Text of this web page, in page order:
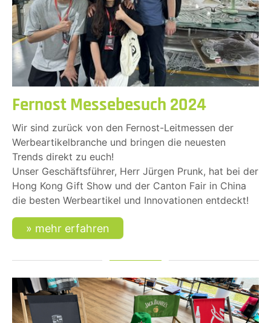
Fernost Messebesuch 2024
Wir sind zurück von den Fernost-Leitmessen der
Werbeartikelbranche und bringen die neuesten
Trends direkt zu euch!
Unser Geschäftsführer, Herr Jürgen Prunk, hat bei der
Hong Kong Gift Show und der Canton Fair in China
die besten Werbeartikel und Innovationen entdeckt!
mehr erfahren